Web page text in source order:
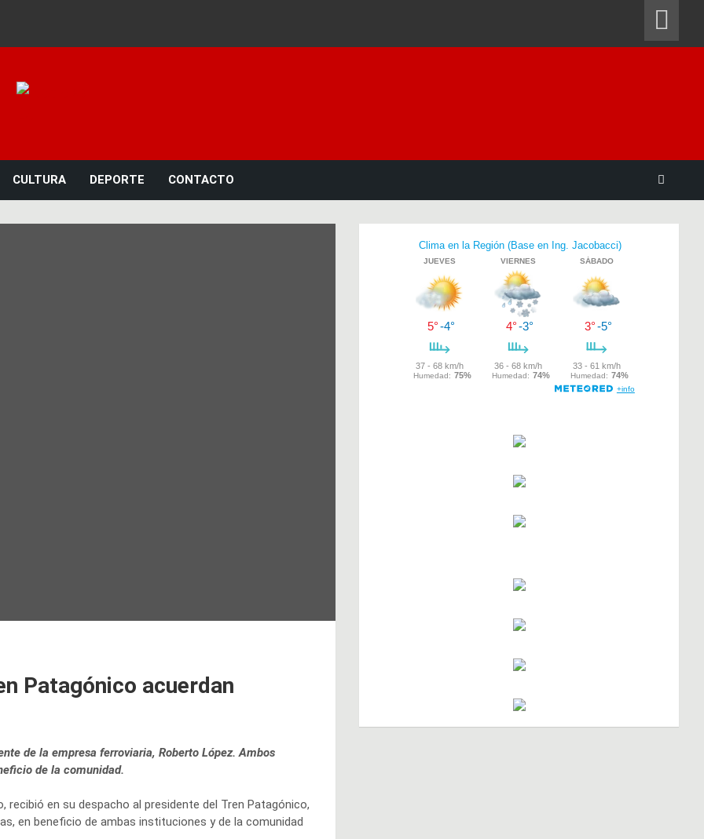
CULTURA DEPORTE CONTACTO
Patagónico acuerdan
de la empresa ferroviaria, Roberto López. Ambos
de la comunidad.
en su despacho al presidente del Tren Patagónico,
en beneficio de ambas instituciones y de la comunidad